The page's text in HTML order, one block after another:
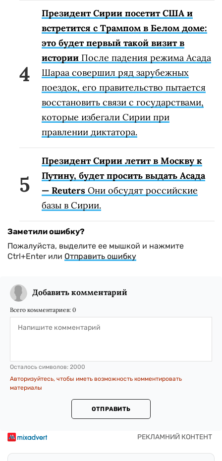
Президент Сирии посетит США и
встретится с Трампом в Белом доме:
это будет первый такой визит в
истории После падения режима Асада
Шараа совершил ряд зарубежных
поездок, его правительство пытается
восстановить связи с государствами,
которые избегали Сирии при
правлении диктатора.
Президент Сирии летит в Москву к
Путину, будет просить выдать Асада
— Reuters Они обсудят российские
базы в Сирии.
Заметили ошибку?
Пожалуйста, выделите ее мышкой и нажмите
Ctrl+Enter или Отправить ошибку
Добавить комментарий
Всего комментариев: 0
Осталось символов: 2000
Авторизуйтесь, чтобы иметь возможность комментировать
материалы
ОТПРАВИТЬ